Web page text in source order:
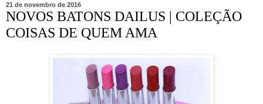
21 de novembro de 2016
NOVOS BATONS DAILUS | COLEÇÃO
COISAS DE QUEM AMA